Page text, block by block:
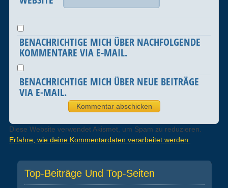
BENACHRICHTIGE MICH ÜBER NACHFOLGENDE
KOMMENTARE VIA E-MAIL.
BENACHRICHTIGE MICH ÜBER NEUE BEITRÄGE
VIA E-MAIL.
Diese Website verwendet Akismet, um Spam zu reduzieren.
Erfahre, wie deine Kommentardaten verarbeitet werden.
Top-Beiträge Und Top-Seiten